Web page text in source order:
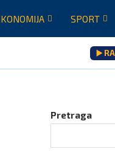
SPORT
▶️
Pretraga